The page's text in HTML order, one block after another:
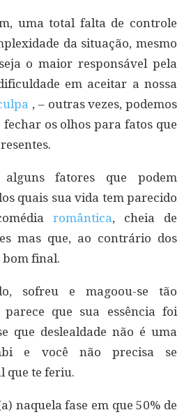
uma total falta de controle
da situação, mesmo
o maior responsável pela
em aceitar a nossa
, – outras vezes, podemos
os olhos para fatos que
alguns fatores que podem
quais sua vida tem parecido
romântica, cheia de
mas que, ao contrário dos
bom final.
sofreu e magoou-se tão
parece que sua essência foi
que deslealdade não é uma
e você não precisa se
que te feriu.
naquela fase em que 50% de